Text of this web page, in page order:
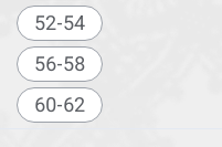
52-54
56-58
60-62